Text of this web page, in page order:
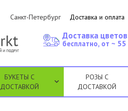
Санкт-Петербург Доставка и оплата
Доставка
бесплатно, от ~
БУКЕТЫ С
ДОСТАВКОЙ
РОЗЫ С
ДОСТАВКОЙ